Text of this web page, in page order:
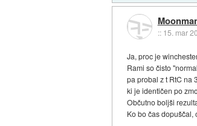
:: 15. mar
Ja, proc je
Rami so čisto
pa probal z t RtC na
ki je identičen po
Občutno boljši
Ko bo čas dopuščal,